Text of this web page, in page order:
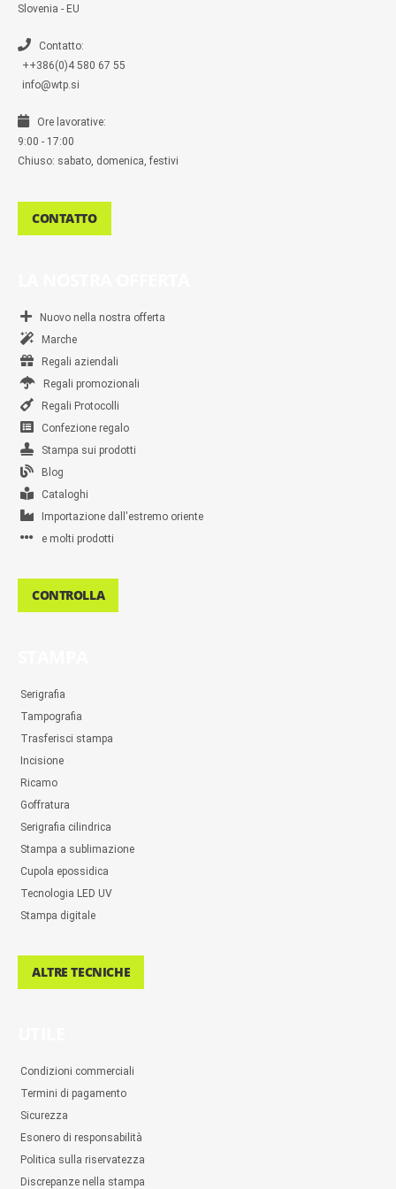
n
r
Slovenia - EU
Contatto:
++386(0)4 580 67 55
info@wtp.si
Ore lavorative:
9:00 - 17:00
Chiuso: sabato, domenica, festivi
CONTATTO
Nuovo nella nostra offerta
Marche
Regali aziendali
Regali promozionali
Regali Protocolli
Confezione regalo
Stampa sui prodotti
Blog
Cataloghi
Importazione dall'estremo oriente
e molti prodotti
CONTROLLA
Serigrafia
Tampografia
Trasferisci stampa
Incisione
Ricamo
Goffratura
Serigrafia cilindrica
Stampa a sublimazione
Cupola epossidica
Tecnologia LED UV
Stampa digitale
ALTRE TECNICHE
Condizioni commerciali
Termini di pagamento
Sicurezza
Esonero di responsabilità
Politica sulla riservatezza
Discrepanze nella stampa